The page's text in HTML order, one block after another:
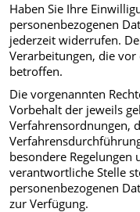
Haben Sie Ihre
personenbezogenen
jederzeit widerrufen.
Verarbeitungen, die
betroffen.
Die vorgenannten
Vorbehalt der jeweils
Verfahrensordnungen,
besondere
verantwortliche Stelle
personenbezogenen
zur Verfügung.